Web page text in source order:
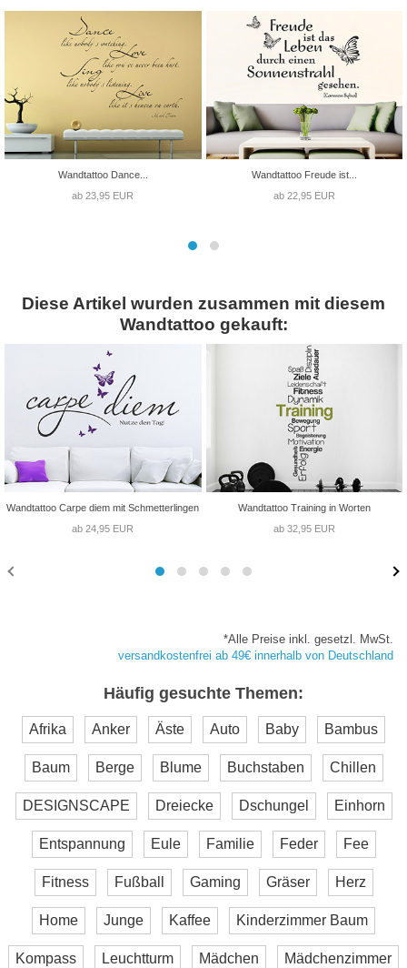
Wandtattoo Dance...
ab 23,95 EUR
Wandtattoo Freude ist...
ab 22,95 EUR
Diese Artikel wurden zusammen mit diesem
Wandtattoo gekauft:
Wandtattoo Carpe diem mit Schmetterlingen
ab 24,95 EUR
Wandtattoo Training in Worten
ab 32,95 EUR
*Alle Preise inkl. gesetzl. MwSt.
versandkostenfrei ab 49€ innerhalb von Deutschland
Häufig gesuchte Themen:
Afrika Anker Äste Auto Baby Bambus
Baum Berge Blume Buchstaben Chillen
DESIGNSCAPE Dreiecke Dschungel Einhorn
Entspannung Eule Familie Feder Fee
Fitness Fußball Gaming Gräser Herz
Home Junge Kaffee Kinderzimmer Baum
Kompass Leuchtturm Mädchen Mädchenzimmer